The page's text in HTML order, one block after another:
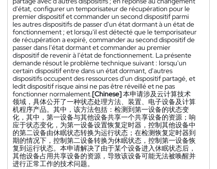
d'état, configurer un temporisateur de récupération pour le
premier dispositif et commander un second dispositif parmi
les autres dispositifs de passer d'un état dormant à un état de
fonctionnement ; et lorsqu'il est détecté que le temporisateur
de récupération a expiré, commander au second dispositif de
passer dans l'état dormant et commander au premier
dispositif de revenir à l'état de fonctionnement. La présente
demande résout le problème technique suivant : lorsqu'un
certain dispositif entre dans un état dormant, d'autres
dispositifs occupent des ressources d'un dispositif partagé, et
ledit dispositif risque ainsi ne pas être réveillé et ne pas
fonctionner normalement.[Chinese]本申请涉及云计算技术
领域，具体公开了一种状态处理方法、装置、电子设备及计算
机程序产品。其中，该方法包括：检测到第一设备的状态变
化，其中，第一设备与其他设备共享一个共享设备的资源；响
应于状态变化，为第一设备设置恢复定时器，控制其他设备中
的第二设备由休眠状态转换为运行状态；在检测恢复定时器到
期的情况下，控制第二设备转换为休眠状态，控制第一设备恢
复到运行状态。本申请解决了由于某个设备进入休眠状态后，
其他设备占用共享设备的资源，导致该设备可能无法被唤醒并
进行正常工作的技术问题。